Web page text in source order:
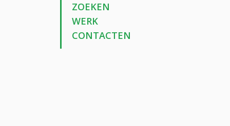
ZOEKEN
WERK
CONTACTEN